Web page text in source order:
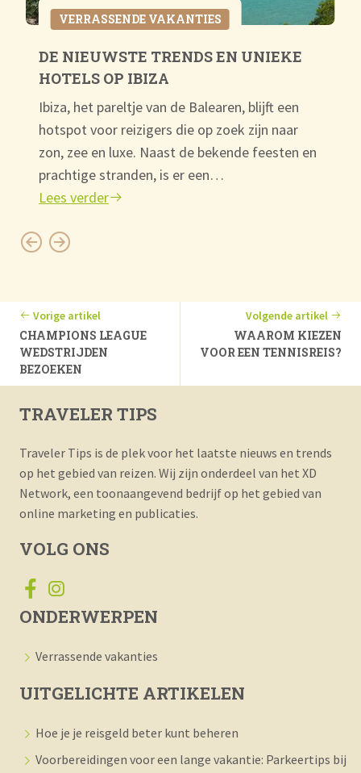
VERRASSENDE VAKANTIES
DE NIEUWSTE TRENDS EN UNIEKE
HOTELS OP IBIZA
Ibiza, het pareltje van de Balearen, blijft een
hotspot voor reizigers die op zoek zijn naar
zon, zee en luxe. Naast de bekende feesten en
prachtige stranden, is er een…
Lees verder
Vorige artikel
CHAMPIONS LEAGUE
WEDSTRIJDEN
BEZOEKEN
Volgende artikel
WAAROM KIEZEN
VOOR EEN TENNISREIS?
TRAVELER TIPS
Traveler Tips is de plek voor het laatste nieuws en trends
op het gebied van reizen. Wij zijn onderdeel van het XD
Network, een toonaangevend bedrijf op het gebied van
online marketing en publicaties.
VOLG ONS
ONDERWERPEN
Verrassende vakanties
UITGELICHTE ARTIKELEN
Hoe je je reisgeld beter kunt beheren
Voorbereidingen voor een lange vakantie: Parkeertips bij